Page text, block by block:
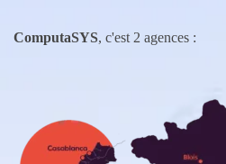
ComputaSYS, c'est 2 agences :